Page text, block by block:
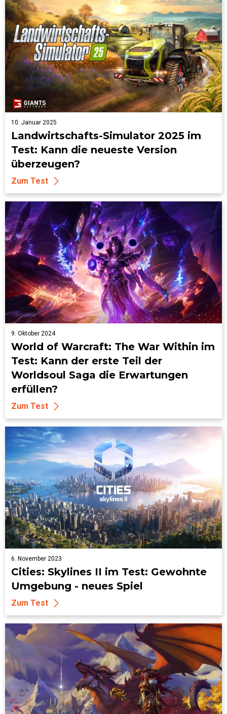
10. Januar 2025
Landwirtschafts-Simulator 2025 im
Test: Kann die neueste Version
überzeugen?
Zum Test
9. Oktober 2024
World of Warcraft: The War Within im
Test: Kann der erste Teil der
Worldsoul Saga die Erwartungen
erfüllen?
Zum Test
6. November 2023
Cities: Skylines II im Test: Gewohnte
Umgebung - neues Spiel
Zum Test